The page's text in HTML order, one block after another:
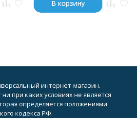
В корзину
интернет-магазин.
при каких условиях не является
определяется положениями
кодекса РФ.